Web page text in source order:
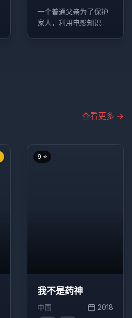
一个普通父亲为了保护
家人，利用电影知识与
查看更多 →
9 ⭐
我不是药神
中国 2018